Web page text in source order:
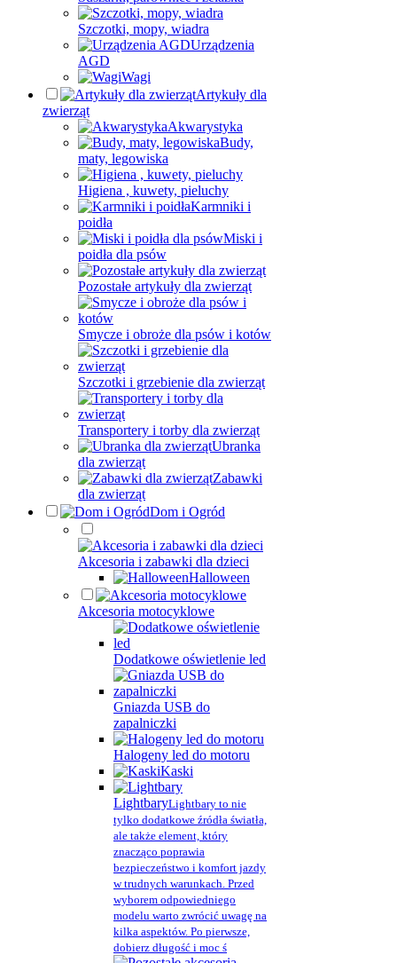
Szczotki, mopy, wiadra
Urządzenia
AGD
Wagi
Artykuły dla
zwierząt
Akwarystyka
Budy,
maty, legowiska
Higiena , kuwety, pieluchy
Karmniki i
poidła
Miski i
poidła dla psów
Pozostałe artykuły dla zwierząt
Smycze i obroże dla psów i kotów
Szczotki i grzebienie dla zwierząt
Transportery i torby dla zwierząt
Ubranka
dla zwierząt
Zabawki
dla zwierząt
Dom i Ogród
Akcesoria i zabawki dla dzieci
Halloween
Akcesoria motocyklowe
Dodatkowe oświetlenie led
Gniazda USB do
zapalniczki
Halogeny led do motoru
Kaski
LightbaryLightbary to nie
tylko dodatkowe źródła światła,
ale także element, który
znacząco poprawia
bezpieczeństwo i komfort jazdy
w trudnych warunkach. Przed
wyborem odpowiedniego
modelu warto zwrócić uwagę na
kilka aspektów. Po pierwsze,
dobierz długość i moc ś